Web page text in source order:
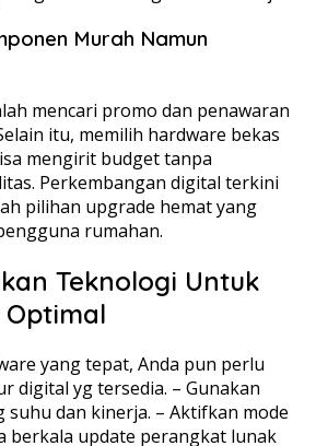
Murah Namun
mencari promo dan penawaran
itu, memilih hardware bekas
mengirit budget tanpa
Perkembangan digital terkini
pilihan upgrade hemat yang
rumahan.
Teknologi Untuk
yang tepat, Anda pun perlu
digital yg tersedia. – Gunakan
dan kinerja. – Aktifkan mode
berkala update perangkat lunak